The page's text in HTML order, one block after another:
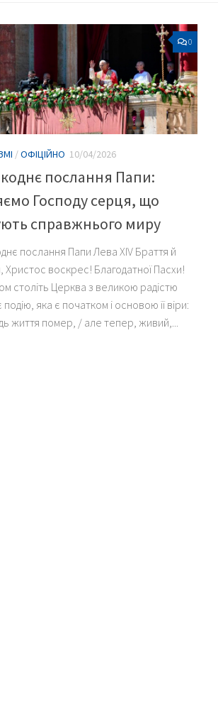
0
/ОФІЦІЙНО 10/04/2026
послання Папи:
Господу серця, що
справжнього миру
послання Папи Лева XIV Браття й
Христос воскрес! Благодатної Пасхи!
століть Церква з великою радістю
подію, яка є початком і основою її віри:
життя помер, / але тепер, живий,...